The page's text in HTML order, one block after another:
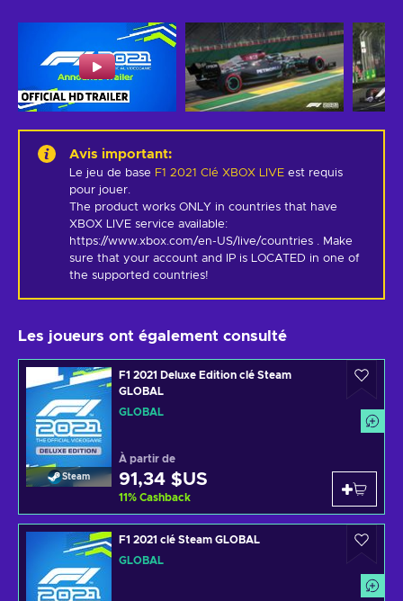
Avis important:
Le jeu de base F1 2021 Clé XBOX LIVE est requis
pour jouer.
The product works ONLY in countries that have
XBOX LIVE service available:
https://www.xbox.com/en-US/live/countries . Make
sure that your account and IP is LOCATED in one of
the supported countries!
Les joueurs ont également consulté
Steam
F1 2021 Deluxe Edition clé Steam
GLOBAL
GLOBAL
À partir de
91,34 $US
11% Cashback
F1 2021 clé Steam GLOBAL
GLOBAL